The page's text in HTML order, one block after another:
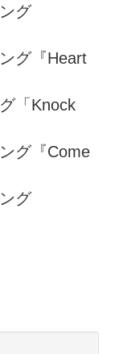
グ
グ『Heart
「Knock
グ『Come
グ